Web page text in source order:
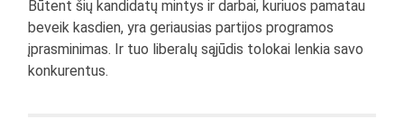
Būtent šių kandidatų mintys ir darbai, kuriuos pamatau
beveik kasdien, yra geriausias partijos programos
įprasminimas. Ir tuo liberalų sąjūdis tolokai lenkia savo
konkurentus.